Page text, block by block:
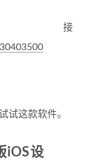
接
试这款软件。
iOS设